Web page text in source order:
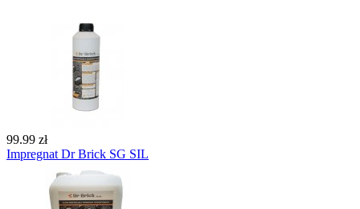
99.99 zł
Impregnat Dr Brick SG SIL